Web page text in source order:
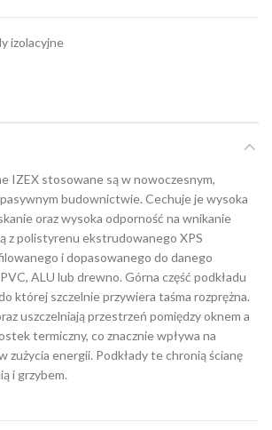
izolacyjne
IZEX stosowane są w nowoczesnym,
budownictwie. Cechuje je wysoka
oraz wysoka odporność na wnikanie
z polistyrenu ekstrudowanego XPS
i dopasowanego do danego
ALU lub drewno. Górna część podkładu
której szczelnie przywiera taśma rozprężna.
uszczelniają przestrzeń pomiędzy oknem a
termiczny, co znacznie wpływa na
zużycia energii. Podkłady te chronią ścianę
i grzybem.